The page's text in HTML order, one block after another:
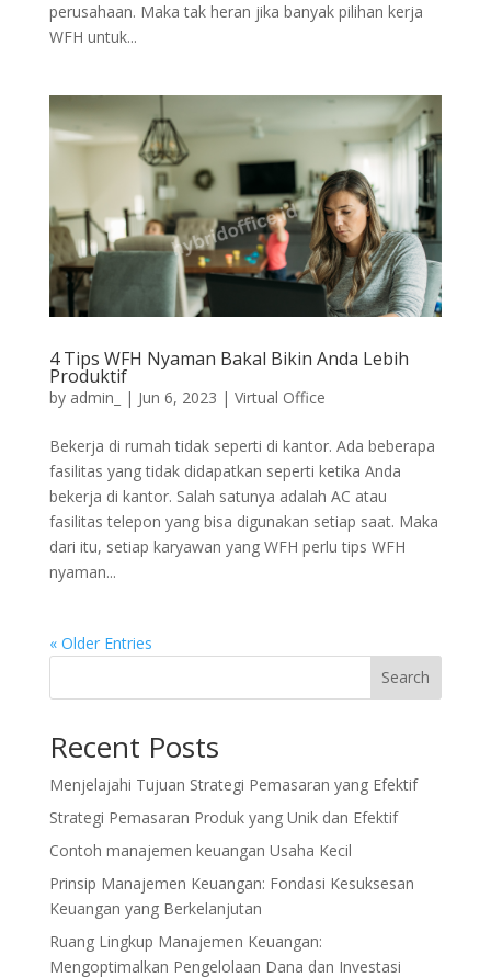
perusahaan. Maka tak heran jika banyak pilihan kerja
WFH untuk...
4 Tips WFH Nyaman Bakal Bikin Anda Lebih
Produktif
by admin_ | Jun 6, 2023 | Virtual Office
Bekerja di rumah tidak seperti di kantor. Ada beberapa
fasilitas yang tidak didapatkan seperti ketika Anda
bekerja di kantor. Salah satunya adalah AC atau
fasilitas telepon yang bisa digunakan setiap saat. Maka
dari itu, setiap karyawan yang WFH perlu tips WFH
nyaman...
« Older Entries
Search
Recent Posts
Menjelajahi Tujuan Strategi Pemasaran yang Efektif
Strategi Pemasaran Produk yang Unik dan Efektif
Contoh manajemen keuangan Usaha Kecil
Prinsip Manajemen Keuangan: Fondasi Kesuksesan
Keuangan yang Berkelanjutan
Ruang Lingkup Manajemen Keuangan:
Mengoptimalkan Pengelolaan Dana dan Investasi